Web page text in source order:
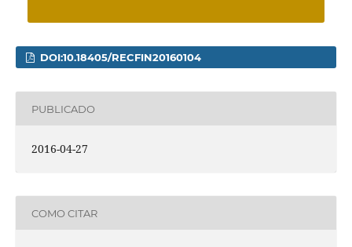
DOI:10.18405/RECFIN20160104
PUBLICADO
2016-04-27
COMO CITAR